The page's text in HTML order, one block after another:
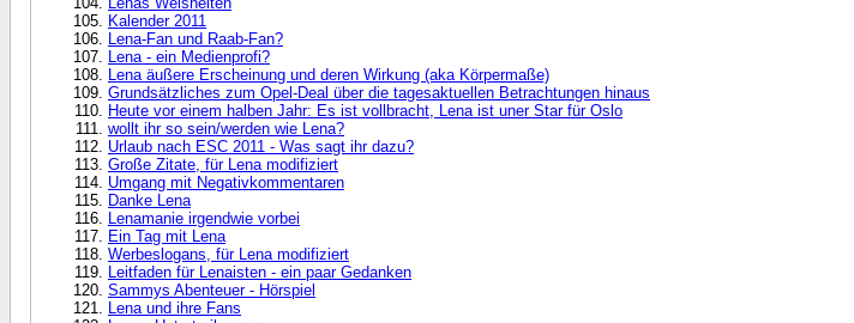
Kalender 2011
Lena-Fan und Raab-Fan?
Lena - ein Medienprofi?
Lena äußere Erscheinung und deren Wirkung (aka Körpermaße)
Grundsätzliches zum Opel-Deal über die tagesaktuellen Betrachtungen hinaus
Heute vor einem halben Jahr: Es ist vollbracht, Lena ist uner Star für Oslo
wollt ihr so sein/werden wie Lena?
Urlaub nach ESC 2011 - Was sagt ihr dazu?
Große Zitate, für Lena modifiziert
Umgang mit Negativkommentaren
Danke Lena
Lenamanie irgendwie vorbei
Ein Tag mit Lena
Werbeslogans, für Lena modifiziert
Leitfaden für Lenaisten - ein paar Gedanken
Sammys Abenteuer - Hörspiel
Lena und ihre Fans